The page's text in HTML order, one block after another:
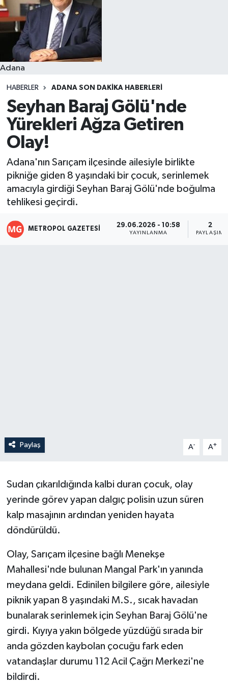
Adana
HABERLER ADANA SON DAKIKA HABERLERI
Seyhan Baraj Gölü'nde
Yürekleri Ağza Getiren
Olay!
Adana'nın Sarıçam ilçesinde ailesiyle birlikte
pikniğe giden 8 yaşındaki bir çocuk, serinlemek
amacıyla girdiği Seyhan Baraj Gölü'nde boğulma
tehlikesi geçirdi.
METROPOL GAZETESI 29.06.2026 - 10:58
YAYINLANMA
2
PAYLAŞIM
Paylaş A- A+
Sudan çıkarıldığında kalbi duran çocuk, olay
yerinde görev yapan dalgıç polisin uzun süren
kalp masajının ardından yeniden hayata
döndürüldü.
Olay, Sarıçam ilçesine bağlı Menekşe
Mahallesi'nde bulunan Mangal Park'ın yanında
meydana geldi. Edinilen bilgilere göre, ailesiyle
piknik yapan 8 yaşındaki M.S., sıcak havadan
bunalarak serinlemek için Seyhan Baraj Gölü'ne
girdi. Kıyıya yakın bölgede yüzdüğü sırada bir
anda gözden kaybolan çocuğu fark eden
vatandaşlar durumu 112 Acil Çağrı Merkezi'ne
bildirdi.
Resmi İlanlar